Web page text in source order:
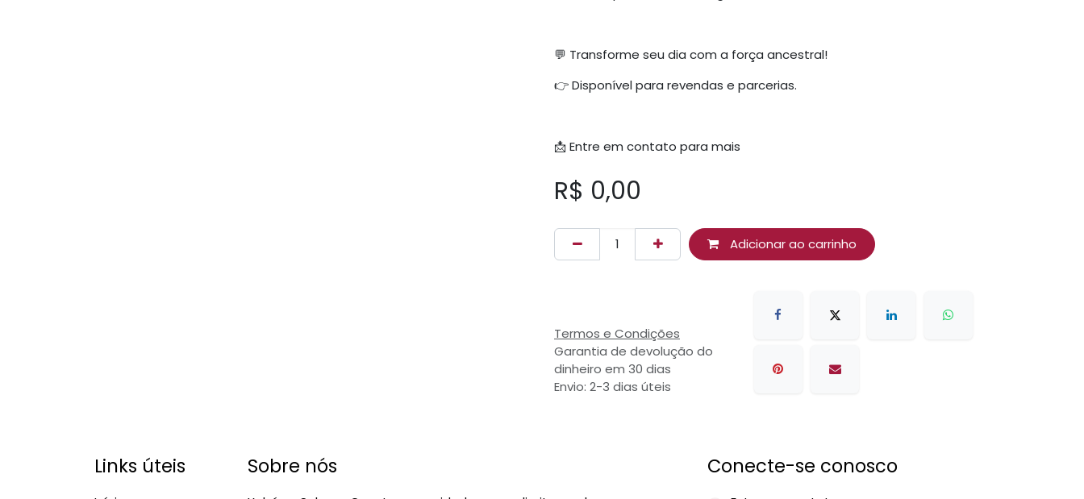
💬 Transforme seu dia com a força ancestral!
👉 Disponível para revendas e parcerias.
📩 Entre em contato para mais
R$ 0,00
Adicionar ao carrinho
Termos e Condições
Garantia de devolução do
dinheiro em 30 dias
Envio: 2-3 dias úteis
Links úteis Sobre nós Conecte-se conosco